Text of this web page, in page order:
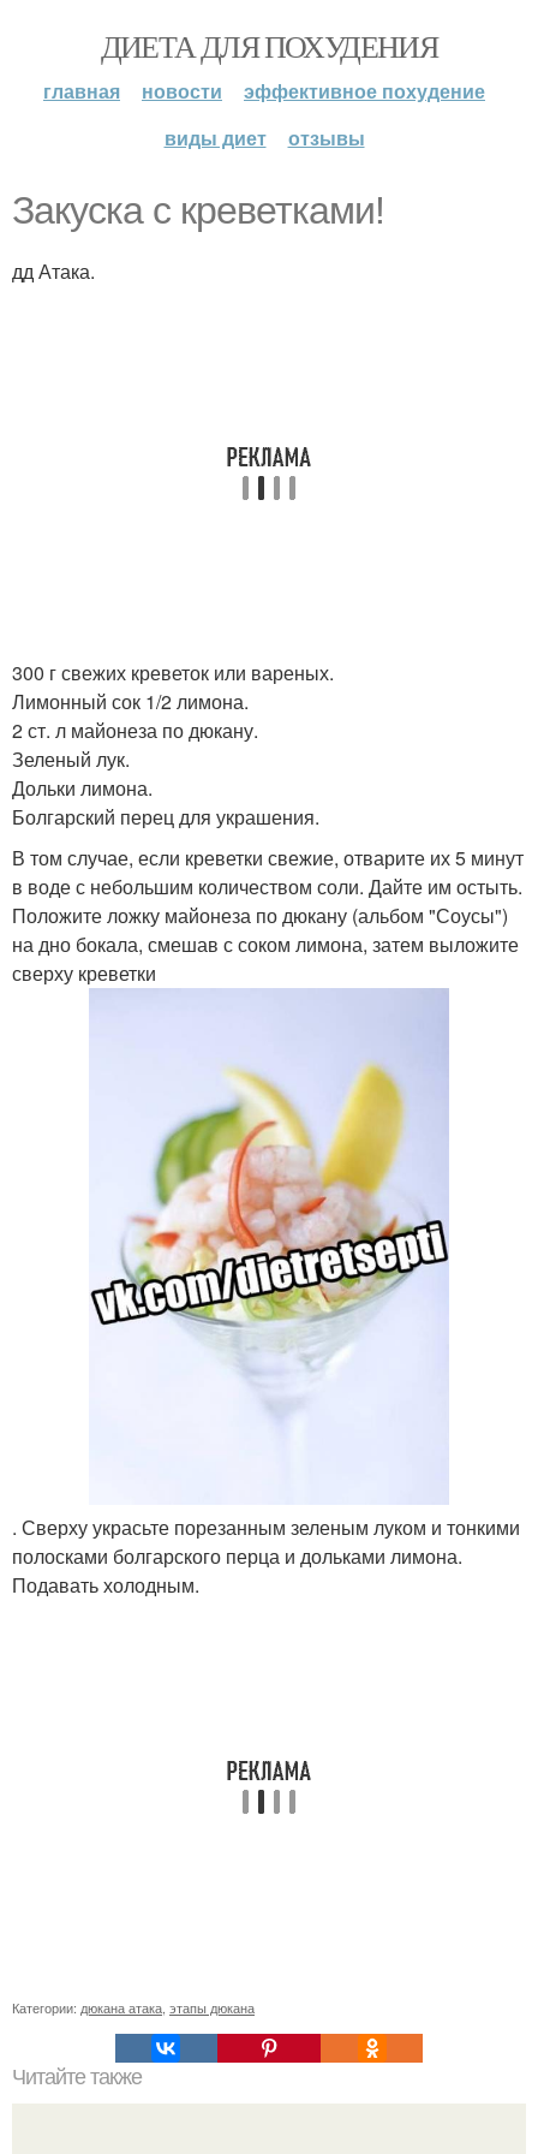
ДИЕТА ДЛЯ ПОХУДЕНИЯ
главная новости
эффективное похудение
виды диет
отзывы
Закуска с креветками!
дд Атака.
300 г свежих креветок или вареных.
Лимонный сок 1/2 лимона.
2 ст. л майонеза по дюкану.
Зеленый лук.
Дольки лимона.
Болгарский перец для украшения.
В том случае, если креветки свежие, отварите их 5 минут
в воде с небольшим количеством соли. Дайте им остыть.
Положите ложку майонеза по дюкану (альбом "Соусы")
на дно бокала, смешав с соком лимона, затем выложите
сверху креветки
. Сверху украсьте порезанным зеленым луком и тонкими
полосками болгарского перца и дольками лимона.
Подавать холодным.
Категории: дюкана атака этапы дюкана
Читайте также